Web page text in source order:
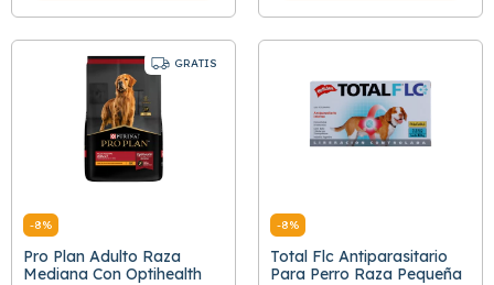
GRATIS
-8%
Pro Plan Adulto Raza
Mediana Con Optihealth
-8%
Total Flc Antiparasitario
Para Perro Raza Pequeña